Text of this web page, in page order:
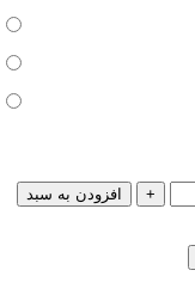
+ افزودن به سبد